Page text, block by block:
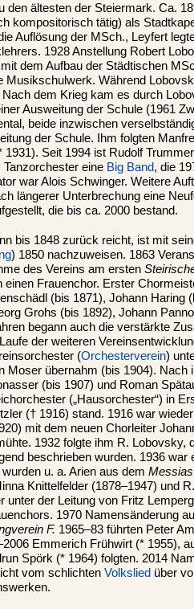
den ältesten der Steiermark. Ca.
kompositorisch tätig) als
Auflösung der MSch., Leyfert
1928 Anstellung Robert
dem Aufbau der Städtischen
Musikschulwerk. Während
dem Krieg kam es durch
Ausweitung der Schule (1961
beide inzwischen
der Schule. Ihm folgten
1931). Seit 1994 ist Rudolf
eine Big Band, die
war Alois Schwinger. Weitere
längerer Unterbrechung eine
die bis ca. 2000 bestand.
bis 1848 zurück reicht, ist mit
) 1850 nachzuweisen. 1863
des Vereins am ersten
Frauenchor. Erster
(bis 1871), Johann Haring
Grohs (bis 1892), Johann
begann auch die verstärkte
der weiteren
(Orchesterverein)
Moser übernahm (bis 1904). Nach
(bis 1907) und Roman
(„Hausorchester“) in
(† 1916) stand. 1916 war
mit dem neuen Chorleiter
1932 folgte ihm R. Lobovsky,
beschrieben wurden. 1936 war
u. a. Arien aus dem Messias
Knittelfelder (1878–1947) und
unter der Leitung von Fritz
1970 Namensänderung
F. 1965–83 führten Peter
Emmerich Frühwirt (* 1955),
Spörk (* 1964) folgten. 2014
vom schlichten Volkslied über